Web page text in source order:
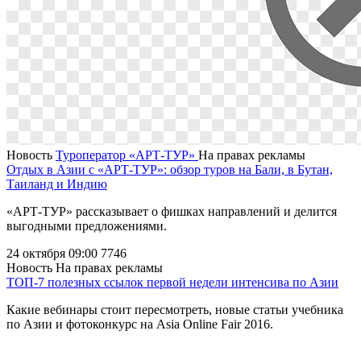
Новость Туроператор «АРТ-ТУР» На правах рекламы
Отдых в Азии с «АРТ-ТУР»: обзор туров на Бали, в Бутан,
Таиланд и Индию
«АРТ-ТУР» рассказывает о фишках направлений и делится
выгодными предложениями.
24 октября 09:00 7746
Новость На правах рекламы
ТОП-7 полезных ссылок первой недели интенсива по Азии
Какие вебинары стоит пересмотреть, новые статьи учебника
по Азии и фотоконкурс на Asia Online Fair 2016.